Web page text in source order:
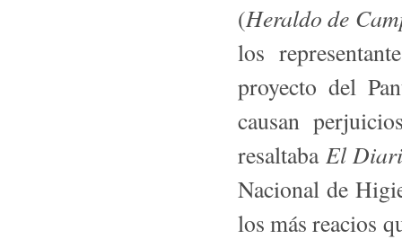
(Heraldo de
los
proyecto del
causan
resaltaba El
Nacional de
los más reacios